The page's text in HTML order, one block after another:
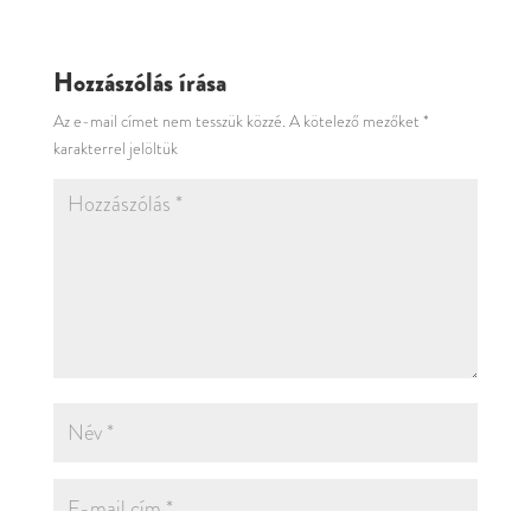
Hozzászólás írása
Az e-mail címet nem tesszük közzé. A kötelező mezőket *
karakterrel jelöltük